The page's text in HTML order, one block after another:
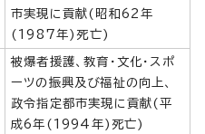
市実現に貢献(昭和62年
(1987年)死亡)
被爆者援護、教育・文化・スポ
ーツの振興及び福祉の向上、
政令指定都市実現に貢献(平
成6年(1994年)死亡)